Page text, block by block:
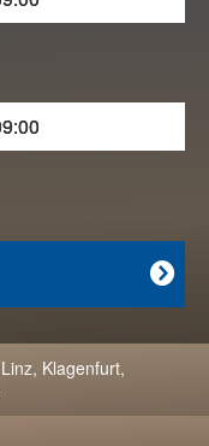

Linz, Klagenfurt,